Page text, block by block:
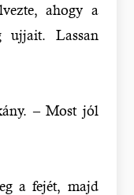
ahogy a
ujjait. Lassan
– Most jól
a fejét, majd